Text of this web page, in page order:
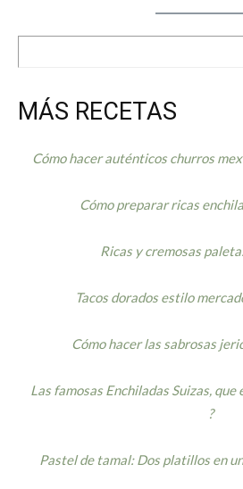
MÁS RECETAS
Cómo hacer auténticos churros
Cómo preparar ricas
Ricas y cremosas
Tacos dorados estilo
Cómo hacer las sabrosas
Las famosas Enchiladas Suizas,
?
Pastel de tamal: Dos platillos en